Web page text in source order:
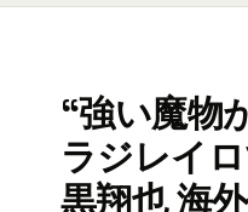
“強い魔物
ラジレイ
黒翔也 海